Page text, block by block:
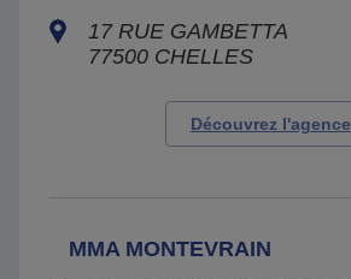
17 RUE GAMBETTA
77500 CHELLES
Découvrez l'agence
MMA MONTEVRAIN